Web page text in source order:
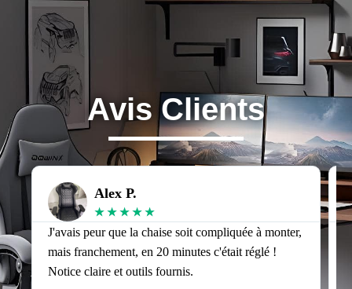
Avis Clients
Alex P.
★ ★ ★ ★ ★
J'avais peur que la chaise soit compliquée à monter,
mais franchement, en 20 minutes c'était réglé !
Notice claire et outils fournis.